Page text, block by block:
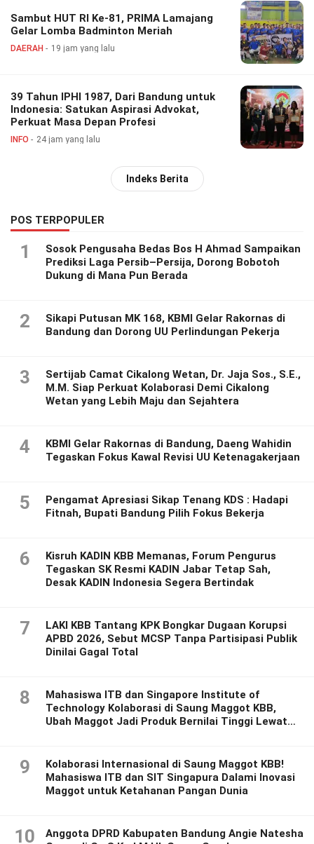
Sambut HUT RI Ke-81, PRIMA Lamajang
Gelar Lomba Badminton Meriah
DAERAH 19 jam yang lalu
39 Tahun IPHI 1987, Dari Bandung untuk
Indonesia: Satukan Aspirasi Advokat,
Perkuat Masa Depan Profesi
INFO 24 jam yang lalu
Indeks Berita
POS TERPOPULER
1
Sosok Pengusaha Bedas Bos H Ahmad Sampaikan
Prediksi Laga Persib–Persija, Dorong Bobotoh
Dukung di Mana Pun Berada
2
Sikapi Putusan MK 168, KBMI Gelar Rakornas di
Bandung dan Dorong UU Perlindungan Pekerja
3
Sertijab Camat Cikalong Wetan, Dr. Jaja Sos., S.E.,
M.M. Siap Perkuat Kolaborasi Demi Cikalong
Wetan yang Lebih Maju dan Sejahtera
4
KBMI Gelar Rakornas di Bandung, Daeng Wahidin
Tegaskan Fokus Kawal Revisi UU Ketenagakerjaan
5
Pengamat Apresiasi Sikap Tenang KDS : Hadapi
Fitnah, Bupati Bandung Pilih Fokus Bekerja
6
Kisruh KADIN KBB Memanas, Forum Pengurus
Tegaskan SK Resmi KADIN Jabar Tetap Sah,
Desak KADIN Indonesia Segera Bertindak
7
LAKI KBB Tantang KPK Bongkar Dugaan Korupsi
APBD 2026, Sebut MCSP Tanpa Partisipasi Publik
Dinilai Gagal Total
8
Mahasiswa ITB dan Singapore Institute of
Technology Kolaborasi di Saung Maggot KBB,
Ubah Maggot Jadi Produk Bernilai Tinggi Lewat
9
Kolaborasi Internasional di Saung Maggot KBB!
Mahasiswa ITB dan SIT Singapura Dalami Inovasi
Maggot untuk Ketahanan Pangan Dunia
10
Anggota DPRD Kabupaten Bandung Angie Natesha